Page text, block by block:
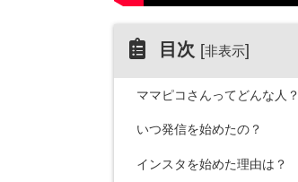
目次 [非表示]
ママピコさんってどんな人？
いつ発信を始めたの？
インスタを始めた理由は？